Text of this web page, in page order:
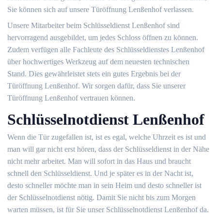
Sie können sich auf unsere Türöffnung Lenßenhof verlassen.
Unsere Mitarbeiter beim Schlüsseldienst Lenßenhof sind
hervorragend ausgebildet, um jedes Schloss öffnen zu können.
Zudem verfügen alle Fachleute des Schlüsseldienstes Lenßenhof
über hochwertiges Werkzeug auf dem neuesten technischen
Stand. Dies gewährleistet stets ein gutes Ergebnis bei der
Türöffnung Lenßenhof. Wir sorgen dafür, dass Sie unserer
Türöffnung Lenßenhof vertrauen können.
Schlüsselnotdienst Lenßenhof
Wenn die Tür zugefallen ist, ist es egal, welche Uhrzeit es ist und
man will gar nicht erst hören, dass der Schlüsseldienst in der Nähe
nicht mehr arbeitet. Man will sofort in das Haus und braucht
schnell den Schlüsseldienst. Und je später es in der Nacht ist,
desto schneller möchte man in sein Heim und desto schneller ist
der Schlüsselnotdienst nötig. Damit Sie nicht bis zum Morgen
warten müssen, ist für Sie unser Schlüsselnotdienst Lenßenhof da.